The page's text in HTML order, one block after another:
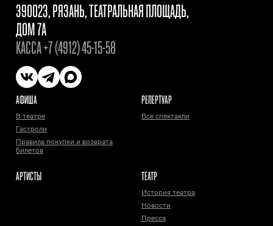
390023, РЯЗАНЬ, ТЕАТРАЛЬНАЯ ПЛОЩАДЬ,
ДОМ 7А
КАССА+7 (4912) 45-15-58
АФИША
В театре
Гастроли
Правила покупки и возврата
билетов
РЕПЕРТУАР
Все спектакли
АРТИСТЫ ТЕАТР
История театра
Новости
Пресса